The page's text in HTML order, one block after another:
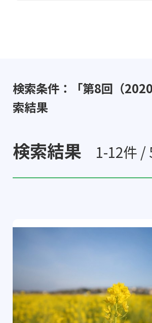
検索条件：「第8回（
索結果
検索結果 1-12件 /